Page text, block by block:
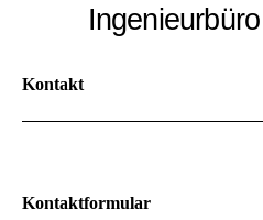
Kontakt
Kontaktformular